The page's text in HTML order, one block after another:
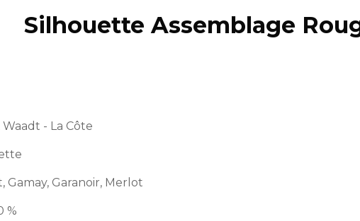
Silhouette Assemblage
Waadt - La Côte
Gamay, Garanoir, Merlot
%